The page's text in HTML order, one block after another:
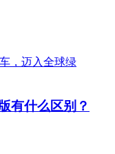
有什么区别？